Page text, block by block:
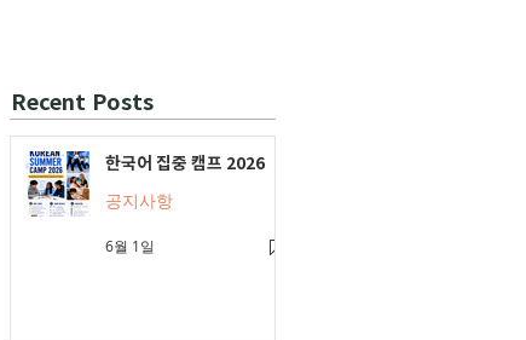
Recent Posts
한국어 집중 캠프 2026
공지사항
6월 1일